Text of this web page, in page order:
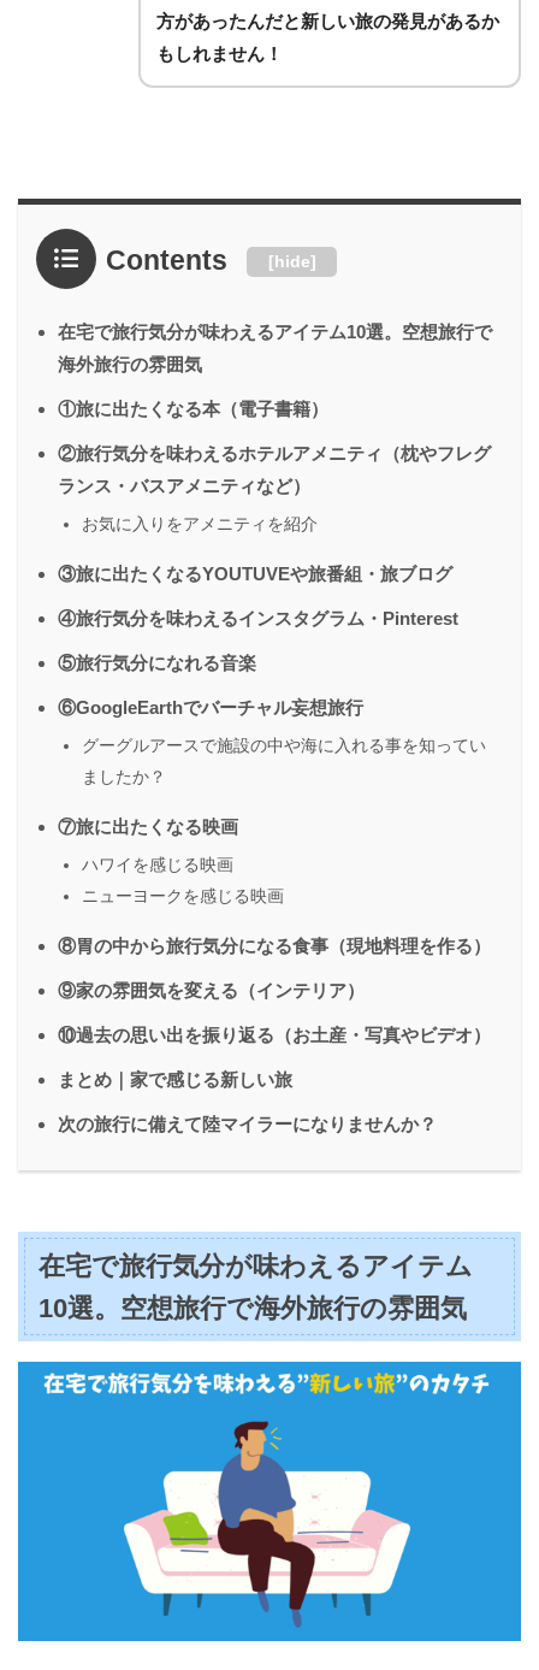
方があったんだと新しい旅の発見があるか
もしれません！
Contents [hide]
在宅で旅行気分が味わえるアイテム10選。空想旅行で
海外旅行の雰囲気
①旅に出たくなる本（電子書籍）
②旅行気分を味わえるホテルアメニティ（枕やフレグ
ランス・バスアメニティなど）
お気に入りをアメニティを紹介
③旅に出たくなるYOUTUVEや旅番組・旅ブログ
④旅行気分を味わえるインスタグラム・Pinterest
⑤旅行気分になれる音楽
⑥GoogleEarthでバーチャル妄想旅行
グーグルアースで施設の中や海に入れる事を知ってい
ましたか？
⑦旅に出たくなる映画
ハワイを感じる映画
ニューヨークを感じる映画
⑧胃の中から旅行気分になる食事（現地料理を作る）
⑨家の雰囲気を変える（インテリア）
⑩過去の思い出を振り返る（お土産・写真やビデオ）
まとめ｜家で感じる新しい旅
次の旅行に備えて陸マイラーになりませんか？
在宅で旅行気分が味わえるアイテム
10選。空想旅行で海外旅行の雰囲気